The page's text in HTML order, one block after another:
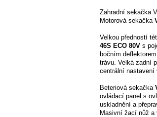
Zahradní sekačka
Motorová sekačka
Velkou předností
46S ECO 80V s
bočním
trávu. Velká zadní
centrální nastavení
Beteriová sekačka
ovládací panel s
uskladnění a
Masivní žací nůž a